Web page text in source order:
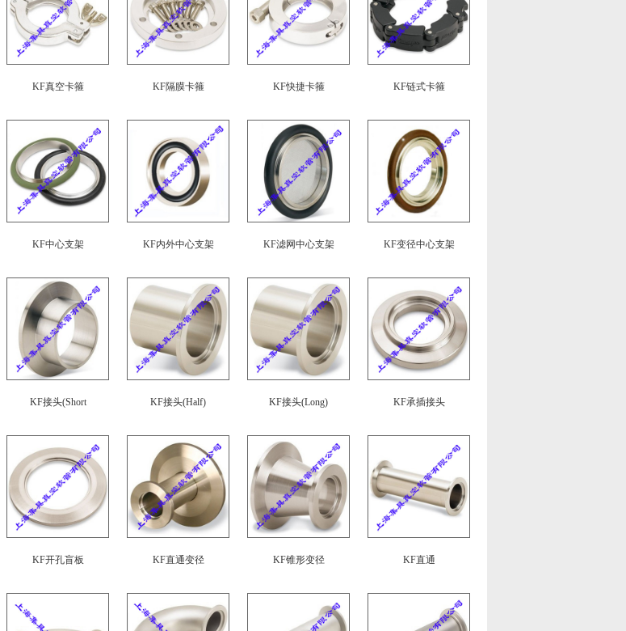
KF真空卡箍 KF隔膜卡箍 KF快捷卡箍 KF链式卡箍
KF中心支架 KF内外中心支架 KF滤网中心支架 KF变径中心支架
KF接头(Short KF接头(Half) KF接头(Long) KF承插接头
KF开孔盲板 KF直通变径 KF锥形变径 KF直通